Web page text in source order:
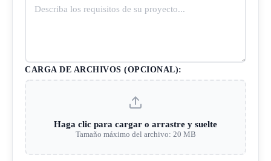
CARGA DE ARCHIVOS (OPCIONAL):
Haga clic para cargar o arrastre y suelte
Tamaño máximo del archivo: 20 MB